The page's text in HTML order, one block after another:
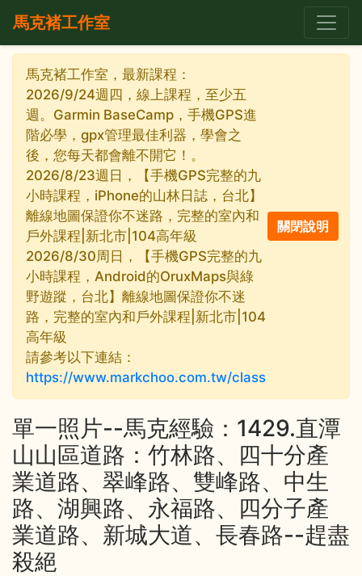
馬克褚工作室
馬克褚工作室，最新課程：
2026/9/24週四，線上課程，至少五
週。Garmin BaseCamp，手機GPS進
階必學，gpx管理最佳利器，學會之
後，您每天都會離不開它！。
2026/8/23週日，【手機GPS完整的九
小時課程，iPhone的山林日誌，台北】
離線地圖保證你不迷路，完整的室內和
戶外課程|新北市|104高年級
2026/8/30周日，【手機GPS完整的九
小時課程，Android的OruxMaps與綠
野遊蹤，台北】離線地圖保證你不迷
路，完整的室內和戶外課程|新北市|104
高年級
請參考以下連結：
https://www.markchoo.com.tw/class
單一照片--馬克經驗：1429.直潭
山山區道路：竹林路、四十分產
業道路、翠峰路、雙峰路、中生
路、湖興路、永福路、四分子產
業道路、新城大道、長春路--趕盡
殺絕